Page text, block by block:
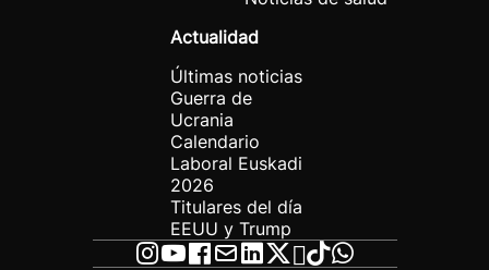
Actualidad
Últimas noticias
Guerra de
Ucrania
Calendario
Laboral Euskadi
2026
Titulares del día
EEUU y Trump